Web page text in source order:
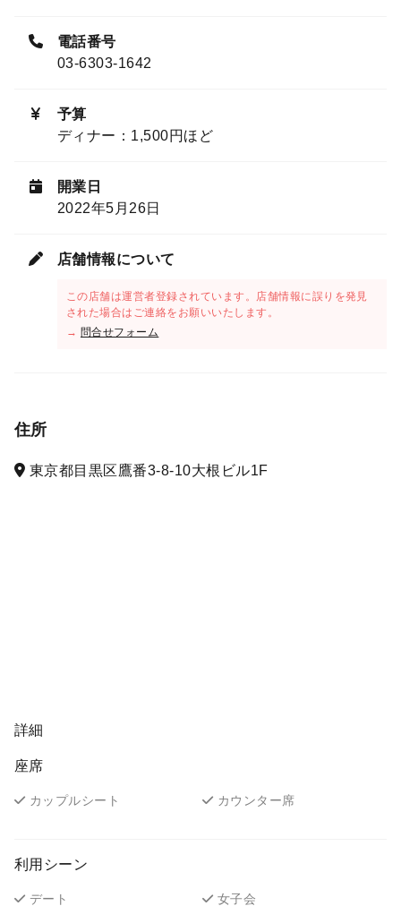
電話番号
03-6303-1642
予算
ディナー：1,500円ほど
開業日
2022年5月26日
店舗情報について
この店舗は運営者登録されています。店舗情報に誤りを発見
された場合はご連絡をお願いいたします。
→ 問合せフォーム
住所
東京都目黒区鷹番3-8-10大根ビル1F
詳細
座席
カップルシート カウンター席
利用シーン
デート 女子会